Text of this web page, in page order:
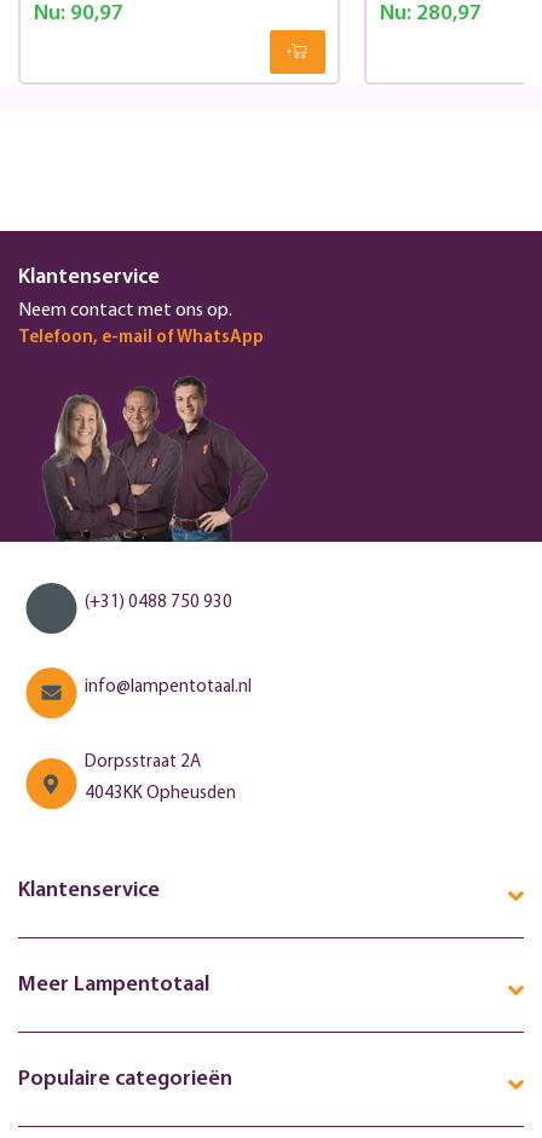
Nu:90,97 Nu:280,97
Klantenservice
Neem contact met ons op.
Telefoon, e-mail of WhatsApp
(+31) 0488 750 930
info@lampentotaal.nl
Dorpsstraat 2A
4043KK Opheusden
Klantenservice
Meer Lampentotaal
Populaire categorieën